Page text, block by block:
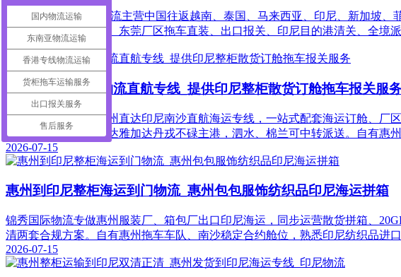
主营业务介绍 锦秀物流主营中国往返越南、泰国、马来西亚、印尼、新加坡
海运，提供海运订舱、东莞厂区拖车直装、出口报关、印尼目的港清关、全境
2026-07-27
惠州到印尼海运物流直航专线_提供印尼整柜散货订舱拖车报关服
锦秀国际物流主营惠州直达印尼南沙直航海运专线，一站式配套海运订舱、厂
柜两大运输模式，直达雅加达丹戎不碌主港，泗水、棉兰可中转派送。自有惠
2026-07-15
惠州到印尼整柜海运到门物流_惠州包包服饰纺织品印尼海运拼箱
锦秀国际物流专做惠州服装厂、箱包厂出口印尼海运，同步运营散货拼箱、
清两套合规方案。自有惠州拖车车队、南沙稳定合约舱位，熟悉印尼纺织品进
2026-07-15
国内物流运输
东南亚物流运输
香港专线物流运输
货柜拖车运输服务
出口报关服务
售后服务